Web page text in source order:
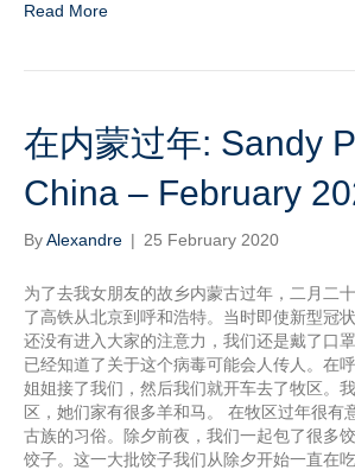
Read More
在内蒙过年: Sandy
China – February
ByAlexandre | 25 February 2020
为了去我女朋友的故乡内蒙古过年，二月二
了高铁从北京到呼和浩特。当时即使新型冠
还没有进入大家的注意力，我们还是戴了口
已经知道了关于这个病毒可能会人传人。在
姐姐接了我们，然后我们就开车去了牧区。
区，她们家有很多羊和马。 在牧区过年很有
古族的习俗。除夕前夜，我们一起包了很多
饺子。这一大批饺子我们从除夕开始一直在